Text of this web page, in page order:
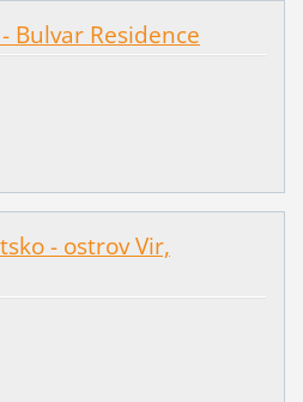
- Bulvar Residence
- ostrov Vir,